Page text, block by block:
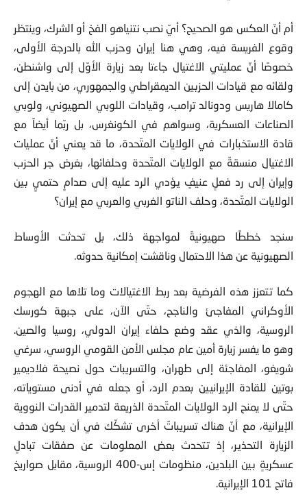
أم أنّ العكس هو الصحيح؟ أيّ نصب نتنياهو الفخ أو الشرك، وينتظر
وقوع الفريسة فيه، وهي هنا إيران وحزب الله بالدرجة الأولى،
خصوصًا أنّ عمليتي الاغتيال جاءتا بعد زيارة الأوّل إلى واشنطن،
ولقائه مع قيادات الحزبين الديمقراطي والجمهوري، من بايدن إلى
كامالا هاريس ودونالد ترامب، وقيادات اللوبي الصهيوني، ولوبي
الصناعات العسكرية، وسواهم في الكونغرس، بل ربّما أيضاً مع
قادة الاستخبارات في الولايات المتّحدة، ما قد يعني أنّ عمليات
الاغتيال منسقةٌ مع الولايات المتّحدة وحلفائها، بغرض جر الحزب
وإيران إلى رد فعلٍ عنيفٍ يؤدي الرد عليه إلى صدامٍ حتميٍ بين
الولايات المتّحدة، وحلف الناتو الغربي والعربي مع إيران؟
سنجد خططًا صهيونيةً لمواجهة ذلك، بل تحدثت الأوساط
الصهيونية عن هذا الاحتمال وناقشت إمكانية حدوثه.
كما تتعزز هذه الفرضية بعد ربط الاغتيالات وما تلاها مع الهجوم
الأوكراني المفاجئ والناجح، حتّى الآن، على جبهة كورسك
الروسية، والذي عقد وضع حلفاء إيران الدولي، روسيا والصين.
وهو ما يفسر زيارة أمين عام مجلس الأمن القومي الروسي، سرغي
شويغو، المفاجئة إلى طهران، والتسريبات حول نصيحة فلاديمير
بوتين للقادة الإيرانيين بعدم الرد، أو جعله في أدنى مستوياته،
حتّى لا يمنح الرد الولايات المتّحدة الذريعة لتدمير القدرات النووية
الإيرانية، مع أنّ هناك تسريباتٌ أخرى تشكّك في أن يكون هدف
الزيارة التحذير، إذ تتحدث بعض المعلومات عن صفقات تبادلٍ
عسكريةٍ بين البلدين، منظومات إس-400 الروسية، مقابل صواريخ
فاتح 101 الإيرانية.